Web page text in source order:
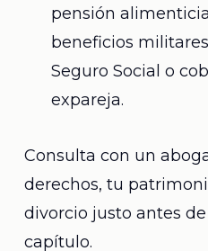
pensión
beneficios
Seguro Social o
expareja.
Consulta con un
derechos, tu
divorcio justo antes
capítulo.